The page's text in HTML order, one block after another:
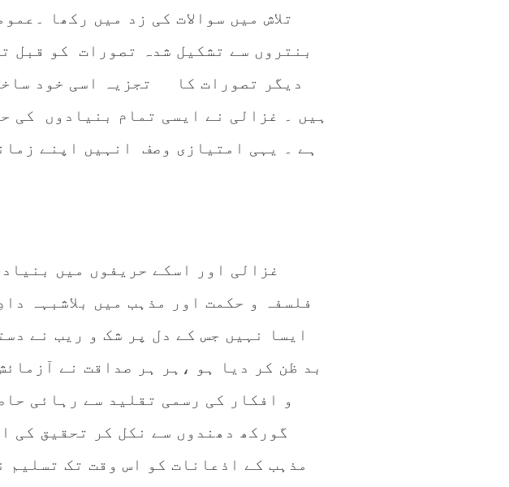
تلاش میں سوالات کی زد میں رکھا
بنتروں سے تشکیل شدہ تصورات کو قبل
دیگر تصورات کا تجزیہ اسی خود
ہیں ۔ غزالی نے ایسی تمام بنیادوں کی
ہے ۔ یہی امتیازی وصف انہیں اپنے
فلسفہ و حکمت اور مذہب میں بلاشبہہ
ایسا نہیں جس کے دل پر شک و ریب نے
بد ظن کر دیا ہو ،ہر ہر صداقت نے
و افکار کی رسمی تقلید سے رہائی
گورکھ دھندوں سے نکل کر تحقیق کی
مذہب کے اذعانات کو اس وقت تک تسلیم